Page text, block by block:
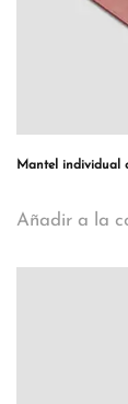
Mantel individual
Añadir a la